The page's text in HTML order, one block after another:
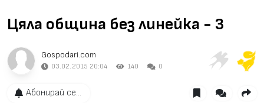
Video
Цяла община без линейка - 3
Gospodari.com
03.02.2015 20:04 140 0
Абонирай се...